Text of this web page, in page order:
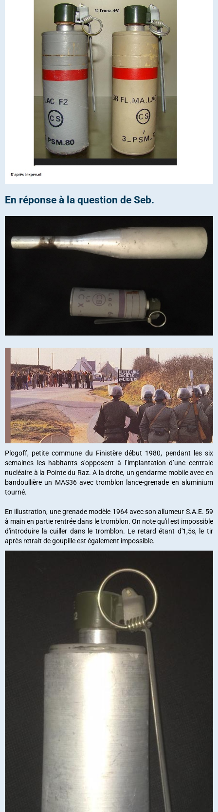
En réponse à la question de Seb.
Plogoff, petite commune du Finistère début 1980, pendant les six
semaines les habitants s'opposent à l’implantation d’une centrale
nucléaire à la Pointe du Raz. A la droite, un gendarme mobile avec en
bandoullière un MAS36 avec tromblon lance-grenade en aluminium
tourné.
En illustration, une grenade modèle 1964 avec son allumeur S.A.E. 59
à main en partie rentrée dans le tromblon. On note qu'il est impossible
d'introduire la cuiller dans le tromblon. Le retard étant d'1,5s, le tir
après retrait de goupille est également impossible.